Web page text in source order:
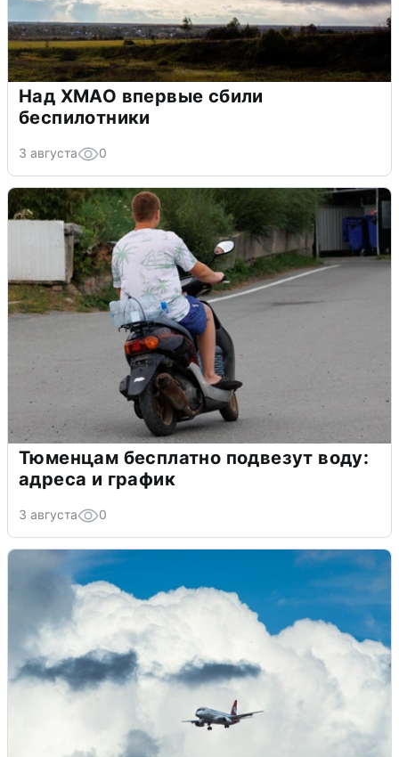
Над ХМАО впервые сбили
беспилотники
3 августа 0
Тюменцам бесплатно подвезут воду:
адреса и график
3 августа 0